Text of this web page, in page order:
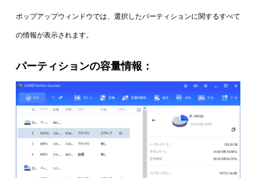
ポップアップウィンドウでは、選択したパーティションに関するすべて
の情報が表示されます。
パーティションの容量情報：